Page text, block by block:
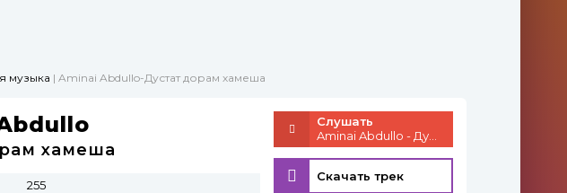
музыка | Aminai Abdullo-Дустат дорам хамеша
хамеша
255
Слушать
Скачать трек